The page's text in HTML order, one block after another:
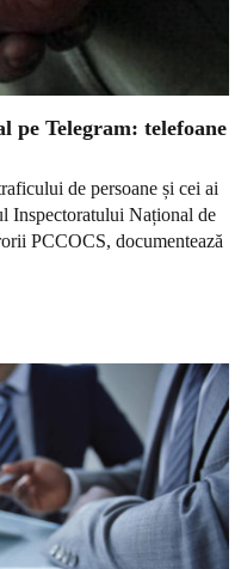
Telegram: telefoane
de persoane și cei ai
Inspectoratului Național de
PCCOCS, documentează